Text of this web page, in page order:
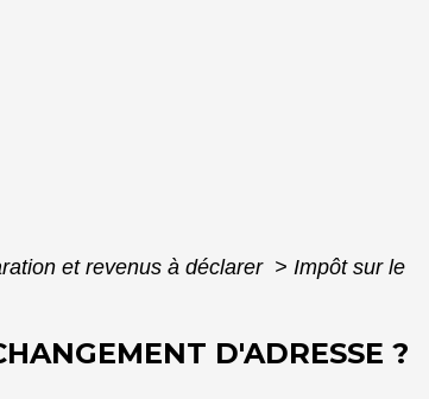
et revenus à déclarer > Impôt sur le
D'ADRESSE ?